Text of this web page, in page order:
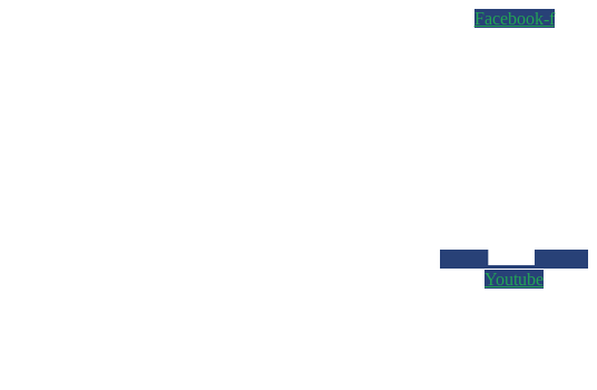
Facebook-f
Youtube